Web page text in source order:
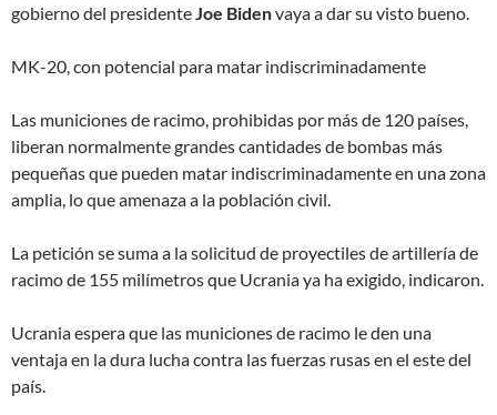
gobierno del presidenteJoe Bidenvaya a dar su visto bueno.
MK-20, con potencial para matar indiscriminadamente
Las municiones de racimo, prohibidas por más de 120 países,
liberan normalmente grandes cantidades de bombas más
pequeñas que pueden matar indiscriminadamente en una zona
amplia, lo que amenaza a la población civil.
La petición se suma a la solicitud de proyectiles de artillería de
racimo de 155 milímetros que Ucrania ya ha exigido, indicaron.
Ucrania espera que las municiones de racimo le den una
ventaja en la dura lucha contra las fuerzas rusas en el este del
país.